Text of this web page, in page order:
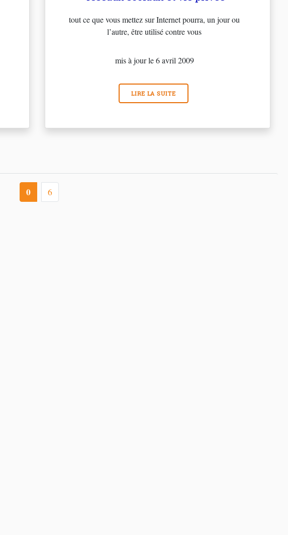
tout ce que vous mettez sur Internet pourra, un jour ou
l’autre, être utilisé contre vous
mis à jour le 6 avril 2009
LIRE LA SUITE
0 6